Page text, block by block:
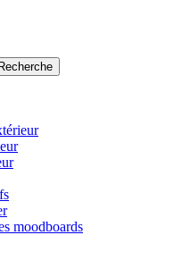
Recherche
moodboards